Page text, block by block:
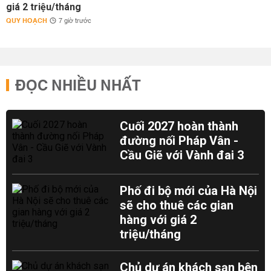
giá 2 triệu/tháng
QUY HOẠCH 7 giờ trước
ĐỌC NHIỀU NHẤT
Cuối 2027 hoàn thành
đường nối Pháp Vân -
Cầu Giẽ với Vành đai 3
Phố đi bộ mới của Hà Nội
sẽ cho thuê các gian
hàng với giá 2
triệu/tháng
Chủ dự án khách sạn bên